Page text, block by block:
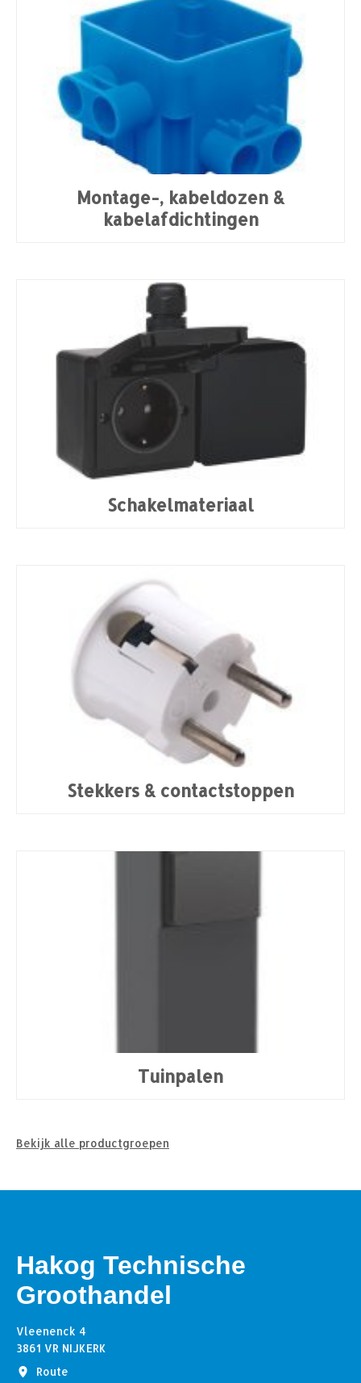
Montage-, kabeldozen &
kabelafdichtingen
Schakelmateriaal
Stekkers & contactstoppen
Tuinpalen
Bekijk alle productgroepen
Hakog Technische
Groothandel
Vleenenck 4
3861 VR NIJKERK
Route